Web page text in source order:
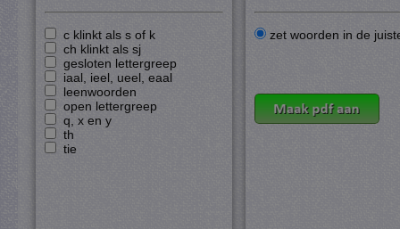
c klinkt als s of k
ch klinkt als sj
gesloten lettergreep
iaal, ieel, ueel, eaal
leenwoorden
open lettergreep
q, x en y
th
tie
zet woorden in de